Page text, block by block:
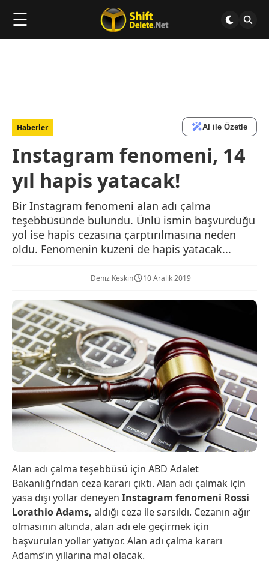
☰
Haberler AI ile Özetle
Instagram fenomeni, 14
yıl hapis yatacak!
Bir Instagram fenomeni alan adı çalma
teşebbüsünde bulundu. Ünlü ismin başvurduğu
yol ise hapis cezasına çarptırılmasına neden
oldu. Fenomenin kuzeni de hapis yatacak...
Deniz Keskin 10 Aralık 2019
Alan adı çalma teşebbüsü için ABD Adalet
Bakanlığı’ndan ceza kararı çıktı. Alan adı çalmak için
yasa dışı yollar deneyen Instagram fenomeni Rossi
Lorathio Adams, aldığı ceza ile sarsıldı. Cezanın ağır
olmasının altında, alan adı ele geçirmek için
başvurulan yollar yatıyor. Alan adı çalma kararı
Adams’ın yıllarına mal olacak.